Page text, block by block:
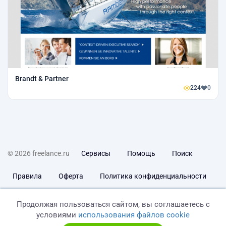
Brandt & Partner
224 0
© 2026 freelance.ru Сервисы Помощь Поиск
Правила Оферта Политика конфиденциальности
Продолжая пользоваться сайтом, вы соглашаетесь с
условиями использования файлов cookie